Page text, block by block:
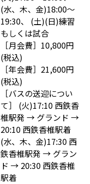
(水、木、金)18:00〜
19:30、 (土)(日)練習
もしくは試合
［月会費］10,800円
(税込)
［年会費］21,600円
(税込)
［バスの送迎につい
て］ (火)17:10 西鉄香
椎駅発 → グランド →
20:10 西鉄香椎駅着
(水、木、金)17:30 西
鉄香椎駅発 → グラン
ド → 20:30 西鉄香椎
駅着